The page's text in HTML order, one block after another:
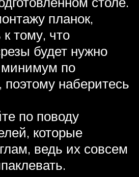
планок,
к тому, что
будет нужно
минимум по
поэтому наберитесь
по поводу
которые
ведь их совсем